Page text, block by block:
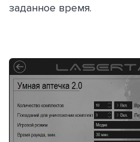
заданное время.